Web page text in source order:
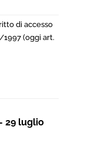
di accesso
1997 (oggi art.
29 luglio